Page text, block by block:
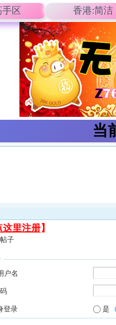
手区 香港:简洁
当
这里注册】
子
户名
登录 是